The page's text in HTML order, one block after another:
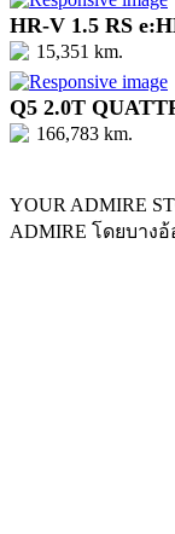
HR-V 1.5 RS
15,351 km.
Q5 2.0T
166,783 km.
YOUR ADMIRE
ADMIRE โดยบางอ้